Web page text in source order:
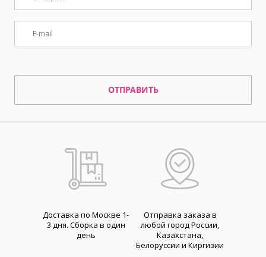
ОТПРАВИТЬ
Доставка по Москве 1-
3 дня. Cборка в один
день
Отправка заказа в
любой город России,
Казахстана,
Белоруссии и Киргизии